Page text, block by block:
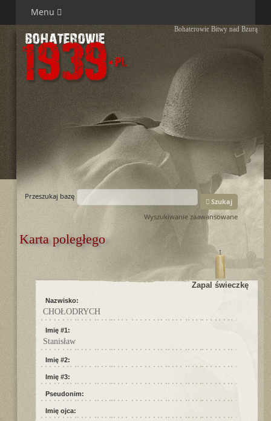
Menu
Bohaterowie Bitwy nad Bzurą
Przeszukaj bazę
Szukaj
Wyszukiwanie zaawansowane
Karta poległego
Zapal świeczkę
Nazwisko:
CHOŁODRYCH
Imię #1:
Stanisław
Imię #2:
Imię #3:
Pseudonim:
Imię ojca: